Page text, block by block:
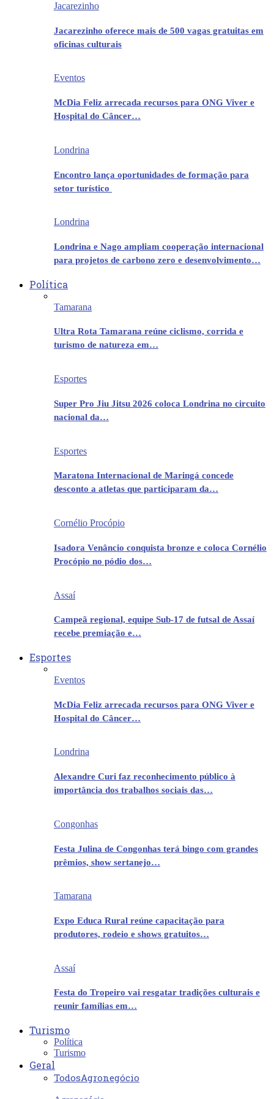
Jacarezinho
Jacarezinho oferece mais de 500 vagas gratuitas em
oficinas culturais
Eventos
McDia Feliz arrecada recursos para ONG Viver e
Hospital do Câncer…
Londrina
Encontro lança oportunidades de formação para
setor turístico
Londrina
Londrina e Nago ampliam cooperação internacional
para projetos de carbono zero e desenvolvimento…
Política
Tamarana
Ultra Rota Tamarana reúne ciclismo, corrida e
turismo de natureza em…
Esportes
Super Pro Jiu Jitsu 2026 coloca Londrina no circuito
nacional da…
Esportes
Maratona Internacional de Maringá concede
desconto a atletas que participaram da…
Cornélio Procópio
Isadora Venâncio conquista bronze e coloca Cornélio
Procópio no pódio dos…
Assaí
Campeã regional, equipe Sub-17 de futsal de Assaí
recebe premiação e…
Esportes
Eventos
McDia Feliz arrecada recursos para ONG Viver e
Hospital do Câncer…
Londrina
Alexandre Curi faz reconhecimento público à
importância dos trabalhos sociais das…
Congonhas
Festa Julina de Congonhas terá bingo com grandes
prêmios, show sertanejo…
Tamarana
Expo Educa Rural reúne capacitação para
produtores, rodeio e shows gratuitos…
Assaí
Festa do Tropeiro vai resgatar tradições culturais e
reunir famílias em…
Turismo
Política
Turismo
Geral
TodosAgronegócio